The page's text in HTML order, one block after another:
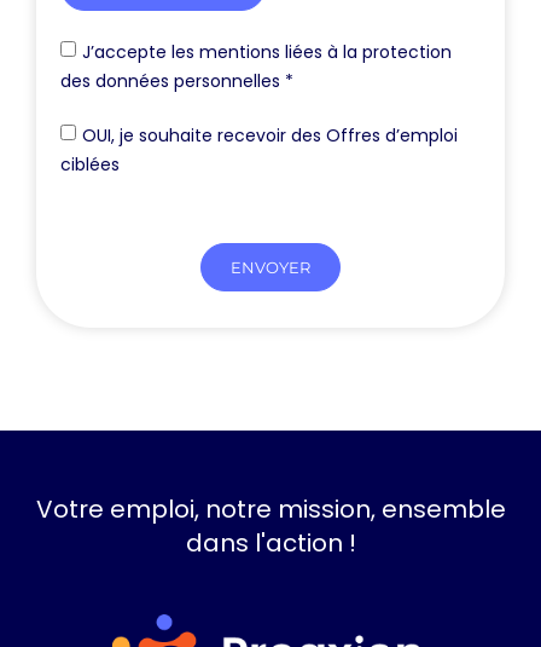
J’accepte les mentions liées à la protection
des données personnelles *
OUI, je souhaite recevoir des Offres d’emploi
ciblées
ENVOYER
Votre emploi, notre mission, ensemble
dans l'action !